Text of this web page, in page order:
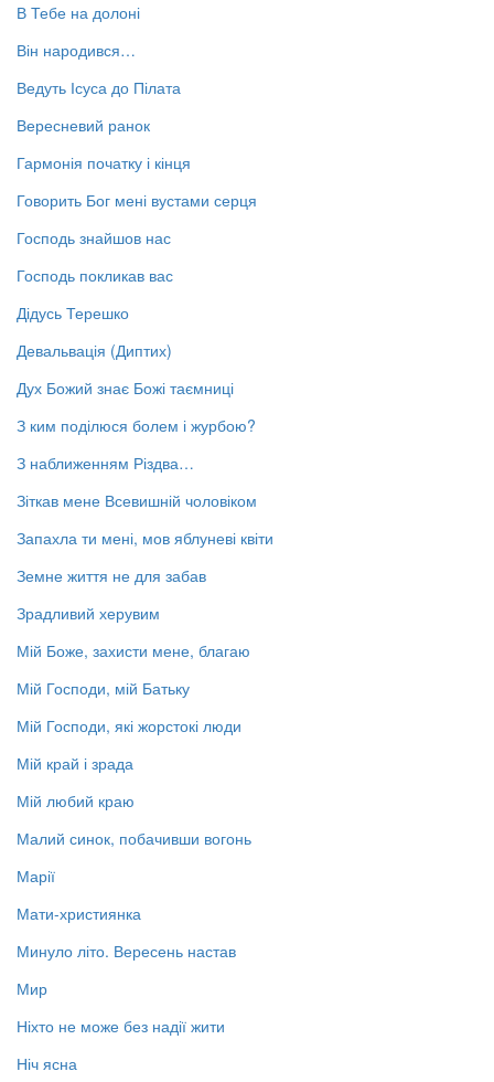
В Тебе на долоні
Він народився…
Ведуть Ісуса до Пілата
Вересневий ранок
Гармонія початку і кінця
Говорить Бог мені вустами серця
Господь знайшов нас
Господь покликав вас
Дідусь Терешко
Девальвація (Диптих)
Дух Божий знає Божі таємниці
З ким поділюся болем і журбою?
З наближенням Різдва…
Зіткав мене Всевишній чоловіком
Запахла ти мені, мов яблуневі квіти
Земне життя не для забав
Зрадливий херувим
Мій Боже, захисти мене, благаю
Мій Господи, мій Батьку
Мій Господи, які жорстокі люди
Мій край і зрада
Мій любий краю
Малий синок, побачивши вогонь
Марії
Мати-християнка
Минуло літо. Вересень настав
Мир
Ніхто не може без надії жити
Ніч ясна